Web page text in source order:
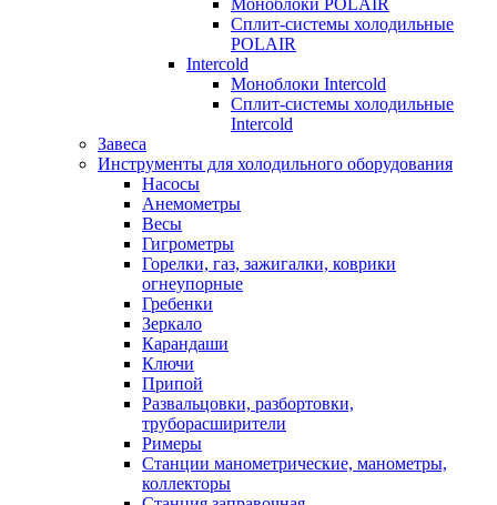
Сплит-системы холодильные
POLAIR
Intercold
Моноблоки Intercold
Сплит-системы холодильные
Intercold
Завеса
Инструменты для холодильного оборудования
Насосы
Анемометры
Весы
Гигрометры
Горелки, газ, зажигалки, коврики
огнеупорные
Гребенки
Зеркало
Карандаши
Ключи
Припой
Развальцовки, разбортовки,
труборасширители
Римеры
Станции манометрические, манометры,
коллекторы